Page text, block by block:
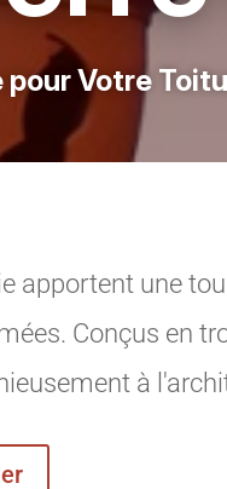
Votre
apportent une
Conçus en
à